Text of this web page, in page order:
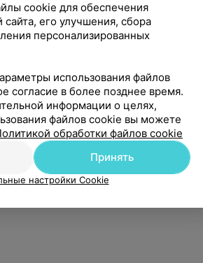
cookie для обеспечения
сайта, его улучшения, сбора
персонализированных
использования файлов
согласие в более позднее время.
информации о целях,
файлов cookie вы можете
обработки файлов cookie
Принять
настройки Cookie